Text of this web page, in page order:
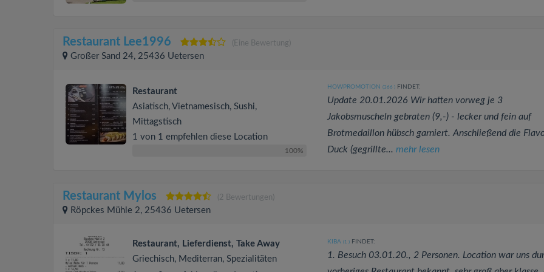
Restaurant Lee1996 (Eine Bewertung)
Großer Sand 24, 25436 Uetersen
Restaurant
Asiatisch, Vietnamesisch, Sushi,
Mittagstisch
1 von 1 empfehlen diese Location
100%
HOWPROMOTION (366 )FINDET:
Update 20.01.2026 Wir hatten vorweg je 3
Jakobsmuscheln gebraten (9,-) - lecker und fein auf
Brotmedaillon hübsch garniert. Anschließend die
Duck (gegrillte... mehr lesen
Restaurant Mylos (2 Bewertungen)
Röpckes Mühle 2, 25436 Uetersen
Restaurant, Lieferdienst, Take Away
Griechisch, Mediterran, Spezialitäten
KIBA (1 )FINDET:
1. Besuch 03.01.20., 2 Personen. Location war uns